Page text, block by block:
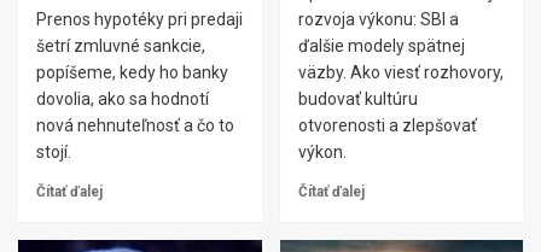
Prenos hypotéky pri predaji
šetrí zmluvné sankcie,
popíšeme, kedy ho banky
dovolia, ako sa hodnotí
nová nehnuteľnosť a čo to
stojí.
Čítať ďalej
rozvoja výkonu: SBI a
ďalšie modely spätnej
väzby. Ako viesť rozhovory,
budovať kultúru
otvorenosti a zlepšovať
výkon.
Čítať ďalej